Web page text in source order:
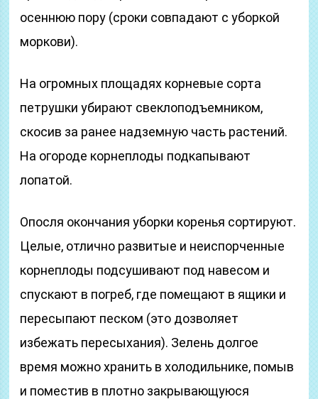
осеннюю пору (сроки совпадают с уборкой
моркови).
На огромных площадях корневые сорта
петрушки убирают свеклоподъемником,
скосив за ранее надземную часть растений.
На огороде корнеплоды подкапывают
лопатой.
Опосля окончания уборки коренья сортируют.
Целые, отлично развитые и неиспорченные
корнеплоды подсушивают под навесом и
спускают в погреб, где помещают в ящики и
пересыпают песком (это дозволяет
избежать пересыхания). Зелень долгое
время можно хранить в холодильнике, помыв
и поместив в плотно закрывающуюся